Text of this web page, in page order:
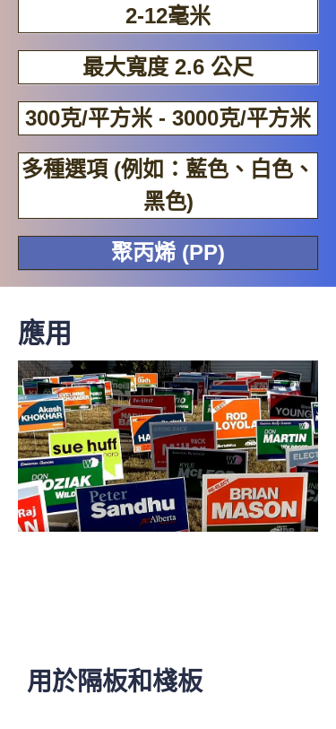
中空結構在保持強度的同時減輕了重量，便於
搬運並降低運輸成本。
非常適合戶外使用及潮濕環境，且性能不受影
響。
保護貨物，避免在運輸過程中受到損壞、化學
品侵蝕及粗糙處理。
聚丙烯 (PP)
2-12毫米
最大寬度 2.6 公尺
300克/平方米 - 3000克/平方米
多種選項 (例如：藍色、白色、
黑色)
應用
用於隔板和棧板